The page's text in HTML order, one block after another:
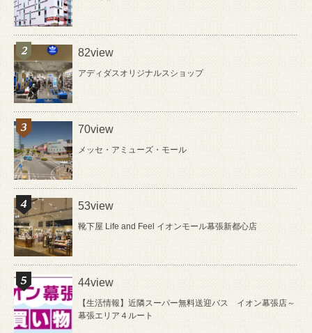
82view
アディダスオリジナルスショップ
70view
メッセ・アミューズ・モール
53view
靴下屋 Life and Feel イオンモール幕張新都心店
44view
【生活情報】近隣スーパー無料送迎バス イオン幕張店～
幕張エリア４ルート